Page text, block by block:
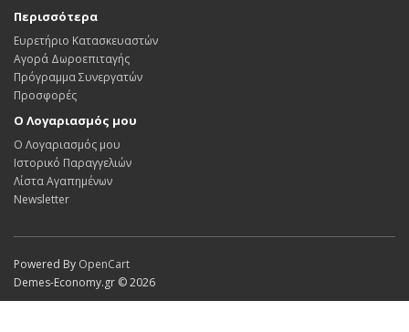
Περισσότερα
Ευρετήριο Κατασκευαστών
Αγορά Δωροεπιταγής
Πρόγραμμα Συνεργατών
Προσφορές
Ο Λογαριασμός μου
Ο Λογαριασμός μου
Ιστορικό Παραγγελιών
Λίστα Αγαπημένων
Newsletter
Powered By OpenCart
Demes-Economy.gr © 2026